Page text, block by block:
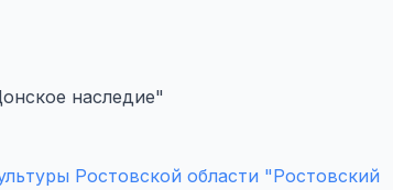
наследие"
Ростовской области "Ростовский